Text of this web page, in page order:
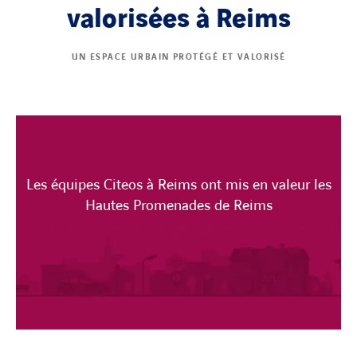
valorisées à Reims
UN ESPACE URBAIN PROTÉGÉ ET VALORISÉ
Les équipes Citeos à Reims ont mis en valeur les
Hautes Promenades de Reims